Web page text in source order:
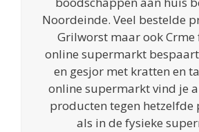
Noordeinde. Veel bestelde
Grilworst maar ook Crme
online supermarkt
en gesjor met kratten en
online supermarkt vind je
producten tegen
als in de fysieke